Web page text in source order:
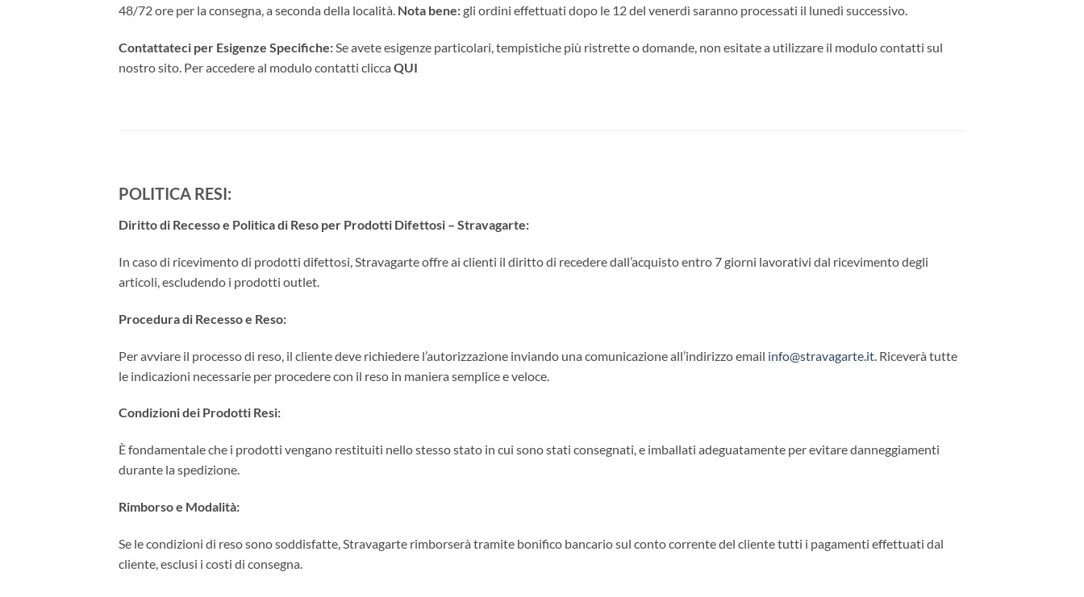
48/72 ore per la consegna, a seconda della località. Nota bene:gli ordini effettuati dopo le 12 del venerdì saranno processati il lunedì successivo.
Contattateci per Esigenze Specifiche: Se avete esigenze particolari, tempistiche più ristrette o domande, non esitate a utilizzare il modulo contatti sul
nostro sito. Per accedere al modulo contatti clicca QUI
POLITICA RESI:
Diritto di Recesso e Politica di Reso per Prodotti Difettosi – Stravagarte:
In caso di ricevimento di prodotti difettosi, Stravagarte offre ai clienti il diritto di recedere dall’acquisto entro 7 giorni lavorativi dal ricevimento degli
articoli, escludendo i prodotti outlet.
Procedura di Recesso e Reso:
Per avviare il processo di reso, il cliente deve richiedere l’autorizzazione inviando una comunicazione all’indirizzo email info@stravagarte.it . Riceverà tutte
le indicazioni necessarie per procedere con il reso in maniera semplice e veloce.
Condizioni dei Prodotti Resi:
È fondamentale che i prodotti vengano restituiti nello stesso stato in cui sono stati consegnati, e imballati adeguatamente per evitare danneggiamenti
durante la spedizione.
Rimborso e Modalità:
Se le condizioni di reso sono soddisfatte, Stravagarte rimborserà tramite bonifico bancario sul conto corrente del cliente tutti i pagamenti effettuati dal
cliente, esclusi i costi di consegna.